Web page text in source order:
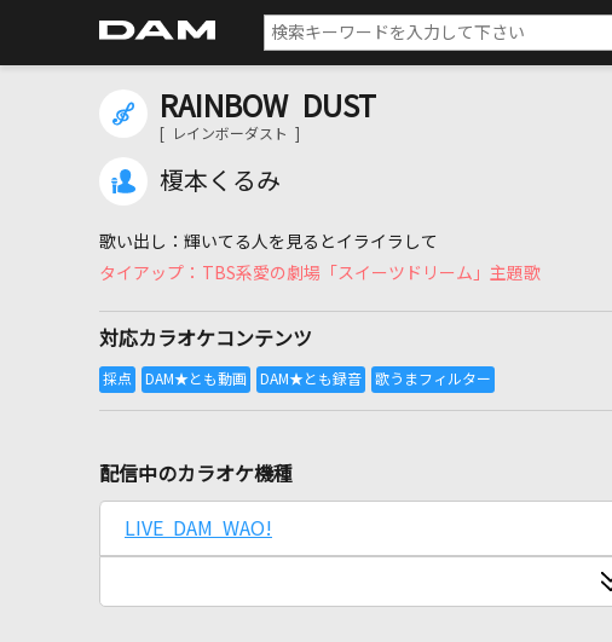
RAINBOW DUST
[ レインボーダスト ]
榎本くるみ
輝いてる人を見るとイライラして
TBS系愛の劇場「スイーツドリーム」主題歌
対応カラオケコンテンツ
配信中のカラオケ機種
LIVE DAM WAO!